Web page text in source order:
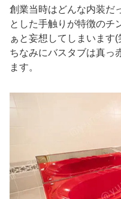
創業当時はどんな内装だ
とした手触りが特徴のチ
ぁと妄想してしまいます(
ちなみにバスタブは真っ
ます。